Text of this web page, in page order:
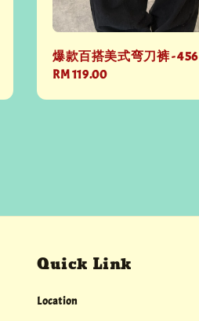
爆款百搭美式弯刀裤 - 456
Regular
RM 119.00
Quick Link
Location